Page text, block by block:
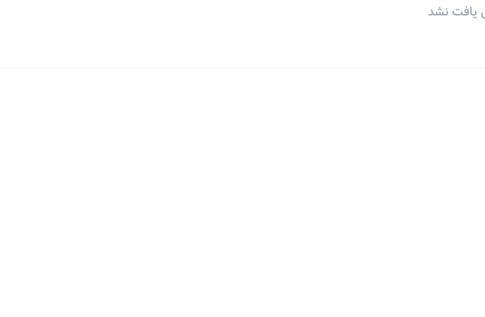
یافت نشد